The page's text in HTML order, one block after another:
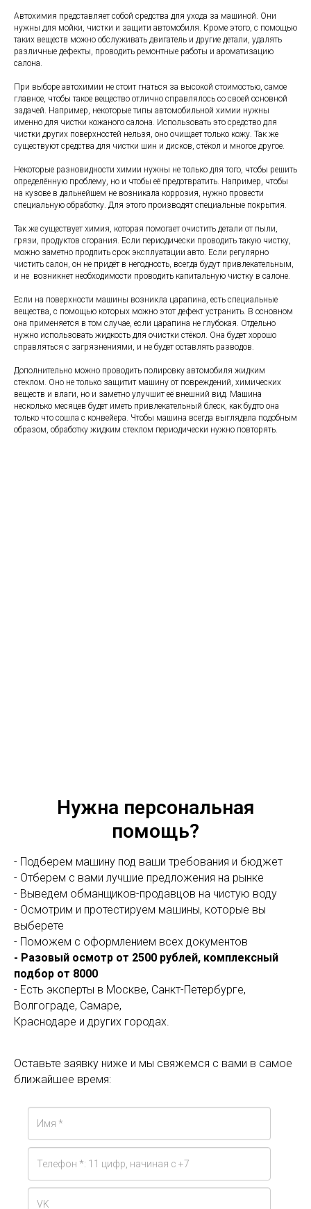
Автохимия представляет собой средства для ухода за машиной. Они
нужны для мойки, чистки и защити автомобиля. Кроме этого, с помощью
таких веществ можно обслуживать двигатель и другие детали, удалять
различные дефекты, проводить ремонтные работы и ароматизацию
салона.
При выборе автохимии не стоит гнаться за высокой стоимостью, самое
главное, чтобы такое вещество отлично справлялось со своей основной
задачей. Например, некоторые типы автомобильной химии нужны
именно для чистки кожаного салона. Использовать это средство для
чистки других поверхностей нельзя, оно очищает только кожу. Так же
существуют средства для чистки шин и дисков, стёкол и многое другое.
Некоторые разновидности химии нужны не только для того, чтобы решить
определённую проблему, но и чтобы её предотвратить. Например, чтобы
на кузове в дальнейшем не возникала коррозия, нужно провести
специальную обработку. Для этого производят специальные покрытия.
Так же существует химия, которая помогает очистить детали от пыли,
грязи, продуктов сгорания. Если периодически проводить такую чистку,
можно заметно продлить срок эксплуатации авто. Если регулярно
чистить салон, он не придёт в негодность, всегда будут привлекательным,
и не возникнет необходимости проводить капитальную чистку в салоне.
Если на поверхности машины возникла царапина, есть специальные
вещества, с помощью которых можно этот дефект устранить. В основном
она применяется в том случае, если царапина не глубокая. Отдельно
нужно использовать жидкость для очистки стёкол. Она будет хорошо
справляться с загрязнениями, и не будет оставлять разводов.
Дополнительно можно проводить полировку автомобиля жидким
стеклом. Оно не только защитит машину от повреждений, химических
веществ и влаги, но и заметно улучшит её внешний вид. Машина
несколько месяцев будет иметь привлекательный блеск, как будто она
только что сошла с конвейера. Чтобы машина всегда выглядела подобным
образом, обработку жидким стеклом периодически нужно повторять.
Нужна персональная
помощь?
- Подберем машину под ваши требования и бюджет
- Отберем с вами лучшие предложения на рынке
- Выведем обманщиков-продавцов на чистую воду
- Осмотрим и протестируем машины, которые вы
выберете
- Поможем с оформлением всех документов
- Разовый осмотр от 2500 рублей, комплексный
подбор от 8000
- Есть эксперты в Москве, Санкт-Петербурге,
Волгограде, Самаре,
Краснодаре и других городах.
Оставьте заявку ниже и мы свяжемся с вами в самое
ближайшее время: